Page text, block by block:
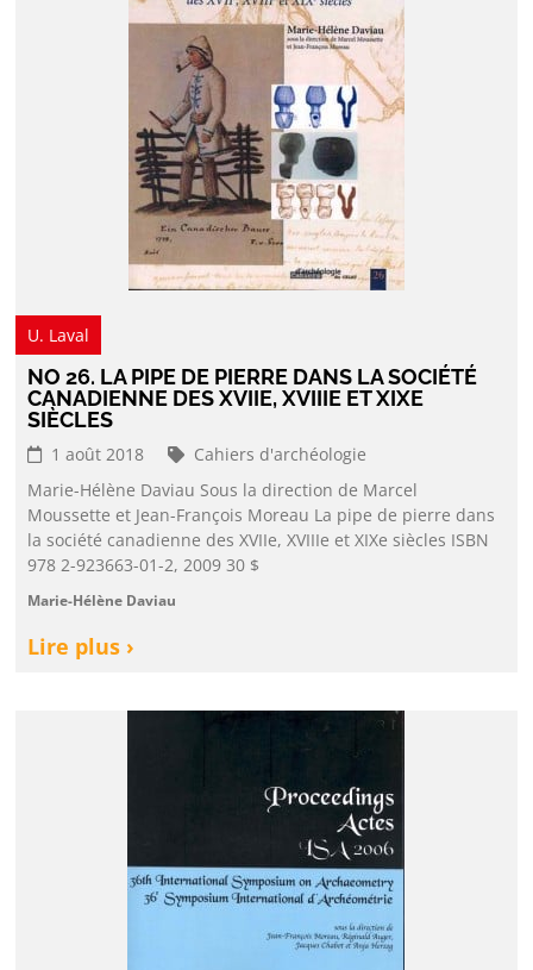
U. Laval
NO 26. LA PIPE DE PIERRE DANS LA SOCIÉTÉ
CANADIENNE DES XVIIE, XVIIIE ET XIXE
SIÈCLES
1 août 2018
Cahiers d'archéologie
Marie-Hélène Daviau Sous la direction de Marcel
Moussette et Jean-François Moreau La pipe de pierre dans
la société canadienne des XVIIe, XVIIIe et XIXe siècles ISBN
978 2-923663-01-2, 2009 30 $
Marie-Hélène Daviau
Lire plus ›